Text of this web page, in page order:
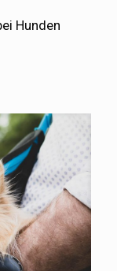
Hunden